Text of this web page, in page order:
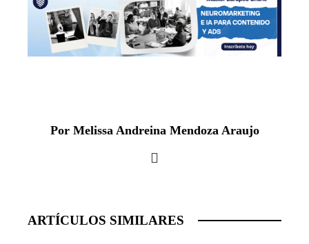
Por Melissa Andreina Mendoza Araujo
ARTÍCULOS SIMILARES